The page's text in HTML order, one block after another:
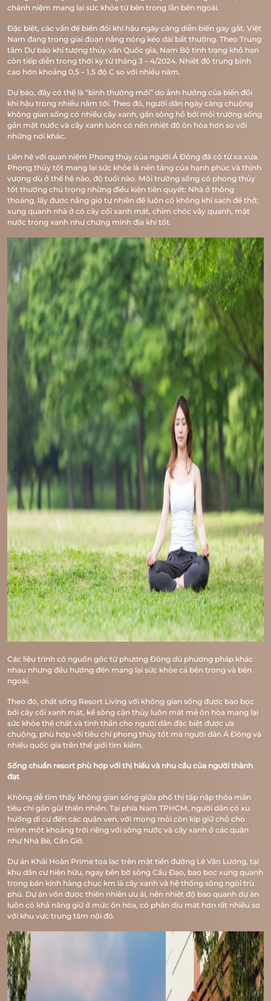
chánh niệm mang lại sức khỏe từ bên trong lẫn bên ngoài.
Đặc biệt, các vấn đề biến đổi khí hậu ngày càng diễn biến gay gắt. Việt
Nam đang trong giai đoạn nắng nóng kéo dài bất thường. Theo Trung
tâm Dự báo khí tượng thủy văn Quốc gia, Nam Bộ tình trạng khô hạn
còn tiếp diễn trong thời kỳ từ tháng 3 – 4/2024. Nhiệt độ trung bình
cao hơn khoảng 0,5 – 1,5 độ C so với nhiều năm.
Dự báo, đây có thể là “bình thường mới” do ảnh hưởng của biến đổi
khí hậu trong nhiều năm tới. Theo đó, người dân ngày càng chuộng
không gian sống có nhiều cây xanh, gần sông hồ bởi môi trường sống
gần mặt nước và cây xanh luôn có nền nhiệt độ ôn hòa hơn so với
những nơi khác.
Liên hệ với quan niệm Phong thủy của người Á Đông đã có từ xa xưa.
Phong thủy tốt mang lại sức khỏe là nền tảng của hạnh phúc và thịnh
vượng dù ở thế hệ nào, độ tuổi nào. Môi trường sống có phong thủy
tốt thường chú trọng những điều kiện tiên quyết: Nhà ở thông
thoáng, lấy được nắng gió tự nhiên để luôn có không khí sạch để thở;
xung quanh nhà ở có cây cối xanh mát, chim chóc vây quanh, mặt
nước trong xanh như chứng minh địa khí tốt.
Các liệu trình có nguồn gốc từ phương Đông dù phương pháp khác
nhau nhưng đều hướng đến mang lại sức khỏe cả bên trong và bên
ngoài.
Theo đó, chất sống Resort Living với không gian sống được bao bọc
bởi cây cối xanh mát, kề sông cận thủy luôn mát mẻ ôn hòa mang lại
sức khỏe thể chất và tinh thần cho người dân đặc biệt được ưa
chuộng, phù hợp với tiêu chí phong thủy tốt mà người dân Á Đông và
nhiều quốc gia trên thế giới tìm kiếm.
Sống chuẩn resort phù hợp với thị hiếu và nhu cầu của người thành
đạt
Không dễ tìm thấy không gian sống giữa phố thị tấp nập thỏa mãn
tiêu chí gần gũi thiên nhiên. Tại phía Nam TPHCM, người dân có xu
hướng di cư đến các quận ven, với mong mỏi còn kịp giữ chỗ cho
mình một khoảng trời riêng với sông nước và cây xanh ở các quận
như Nhà Bè, Cần Giờ.
Dự án Khải Hoàn Prime tọa lạc trên mặt tiền đường Lê Văn Lương, tại
khu dân cư hiện hữu, ngay bên bờ sông Cầu Đạo, bao bọc xung quanh
trong bán kính hàng chục km là cây xanh và hệ thống sông ngòi trù
phú. Dự án vốn được thiên nhiên ưu ái, nền nhiệt độ bao quanh dự án
luôn có khả năng giữ ở mức ôn hòa, có phần dịu mát hơn rất nhiều so
với khu vực trung tâm nội đô.